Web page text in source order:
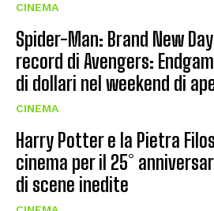
CINEMA
Spider-Man: Brand New
record di Avengers:
di dollari nel weekend di
CINEMA
Harry Potter e la Pietra
cinema per il 25°
di scene inedite